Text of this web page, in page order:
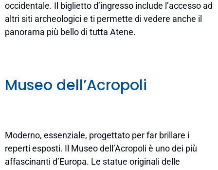
occidentale. Il biglietto d’ingresso include l’accesso ad
altri siti archeologici e ti permette di vedere anche il
panorama più bello di tutta Atene.
Museo dell’Acropoli
Moderno, essenziale, progettato per far brillare i
reperti esposti. Il Museo dell’Acropoli è uno dei più
affascinanti d’Europa. Le statue originali delle